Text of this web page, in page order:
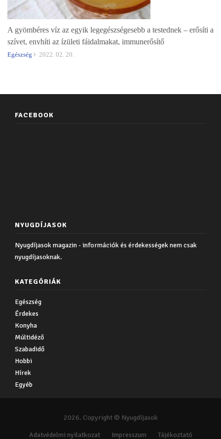
A gyömbéres víz az egyik legegészségesebb a testednek – erősíti a
szívet, enyhíti az ízületi fájdalmakat, immunerősítő
Egészség 2022. 02. 20.
FACEBOOK
NYUGDÍJASOK
Nyugdíjasok magazin - információk és érdekességek nem csak
nyugdíjasoknak.
KATEGÓRIÁK
Egészség
Érdekes
Konyha
Múltidéző
Szabadidő
Hobbi
Hírek
Egyéb
2026. Copyright © Nyugdíjasok
Adatvédelmi nyilatkozat Impresszum Tájékoztató